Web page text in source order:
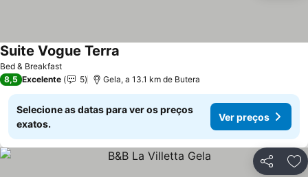
Bed & Breakfast
Suite Vogue Terra
8,5 Excelente 5 Gela, a 13.1 km de Butera
Selecione as datas para ver os preços
exatos.
Ver preços
Partilhar